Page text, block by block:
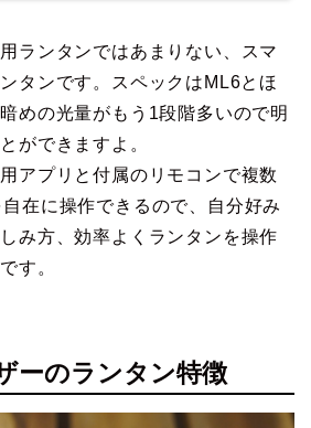
ランタンではあまりない、スマ
タンです。スペックはML6とほ
めの光量がもう1段階多いので明
ができますよ。
アプリと付属のリモコンで複数
在に操作できるので、自分好み
み方、効率よくランタンを操作
す。
ーのランタン特徴